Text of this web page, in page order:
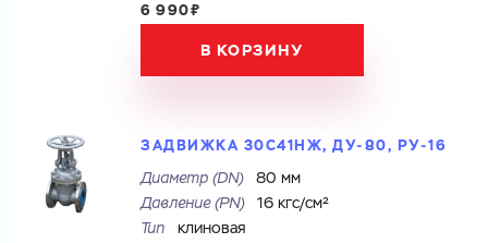
Номер телефона
Номер телефона
6 990₽
В КОРЗИНУ
ЗАДВИЖКА 30С41НЖ, ДУ-80, РУ-16
Диаметр (DN)
80 мм
Давление (PN)
16 кгс/см²
Тип
клиновая